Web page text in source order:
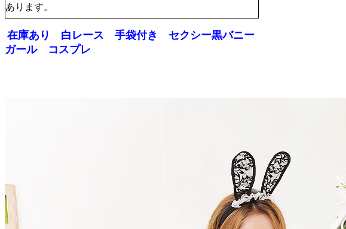
あります。
在庫あり 白レース 手袋付き セクシー黒バニー
ガール コスプレ